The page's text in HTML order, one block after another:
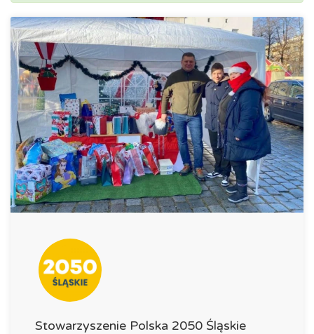
Stowarzyszenie Polska 2050 Śląskie